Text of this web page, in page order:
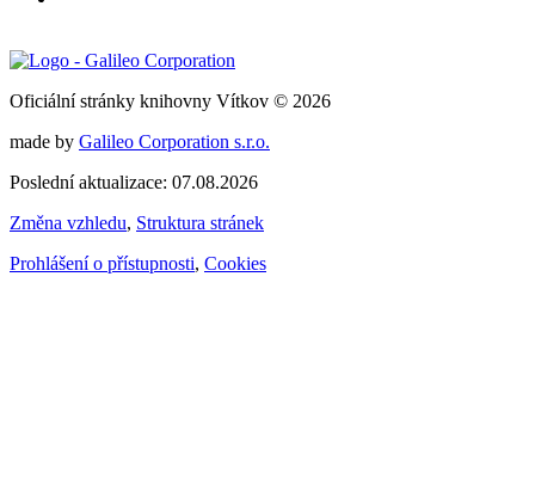
Oficiální stránky knihovny Vítkov © 2026
made by Galileo Corporation s.r.o.
Poslední aktualizace: 07.08.2026
Změna vzhledu, Struktura stránek
Prohlášení o přístupnosti, Cookies